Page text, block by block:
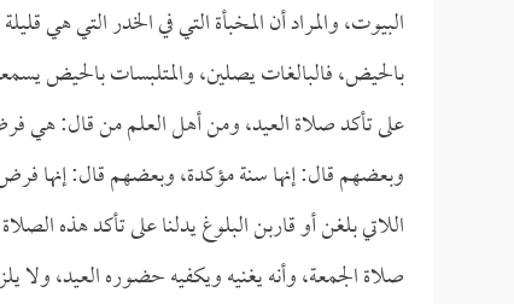
البيوت، والمراد أن المخبأة التي في الخدر التي
بالحيض، فالبالغات يصلين، والمتلبسات بالحيض
على تأكد صلاة العيد، ومن أهل العلم من قال: هي
وبعضهم قال: إنها سنة مؤكدة، وبعضهم قال: إنها
اللاتي بلغن أو قاربن البلوغ يدلنا على تأكد هذه
صلاة الجمعة، وأنه يغنيه ويكفيه حضوره العيد، ولا